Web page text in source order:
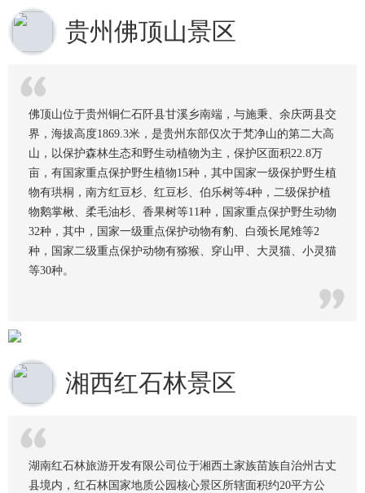
贵州佛顶山景区
佛顶山位于贵州铜仁石阡县甘溪乡南端，与施秉、余庆两县交
界，海拔高度1869.3米，是贵州东部仅次于梵净山的第二大高
山，以保护森林生态和野生动植物为主，保护区面积22.8万
亩，有国家重点保护野生植物15种，其中国家一级保护野生植
物有珙桐，南方红豆杉、红豆杉、伯乐树等4种，二级保护植
物鹅掌楸、柔毛油杉、香果树等11种，国家重点保护野生动物
32种，其中，国家一级重点保护动物有豹、白颈长尾雉等2
种，国家二级重点保护动物有猕猴、穿山甲、大灵猫、小灵猫
等30种。
湘西红石林景区
湖南红石林旅游开发有限公司位于湘西土家族苗族自治州古丈
县境内，红石林国家地质公园核心景区所辖面积约20平方公